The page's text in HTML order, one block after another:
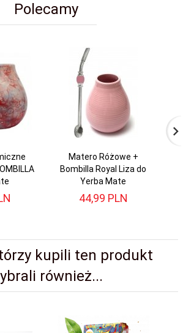
Polecamy
Matero Różowe +
Bombilla Royal Liza do
Yerba Mate
44,99 PLN
kupili ten produkt
również...